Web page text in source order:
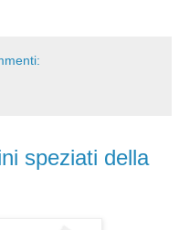
speziati della